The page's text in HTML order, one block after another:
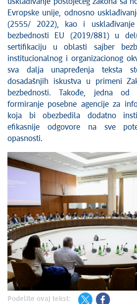
Evropske unije, odnosno
(2555/ 2022), kao i
bezbednosti EU (2019/881) u
sertifikaciju u oblasti sajber
institucionalnog i organizacionog
sva dalja unapređenja teksta
dosadašnjih iskustva u primeni
bezbednosti. Takođe, jedna
formiranje posebne agencije za
koja bi obezbedila dodatno
efikasnije odgovore na sve
opasnosti.
Podelite ovaj tekst: